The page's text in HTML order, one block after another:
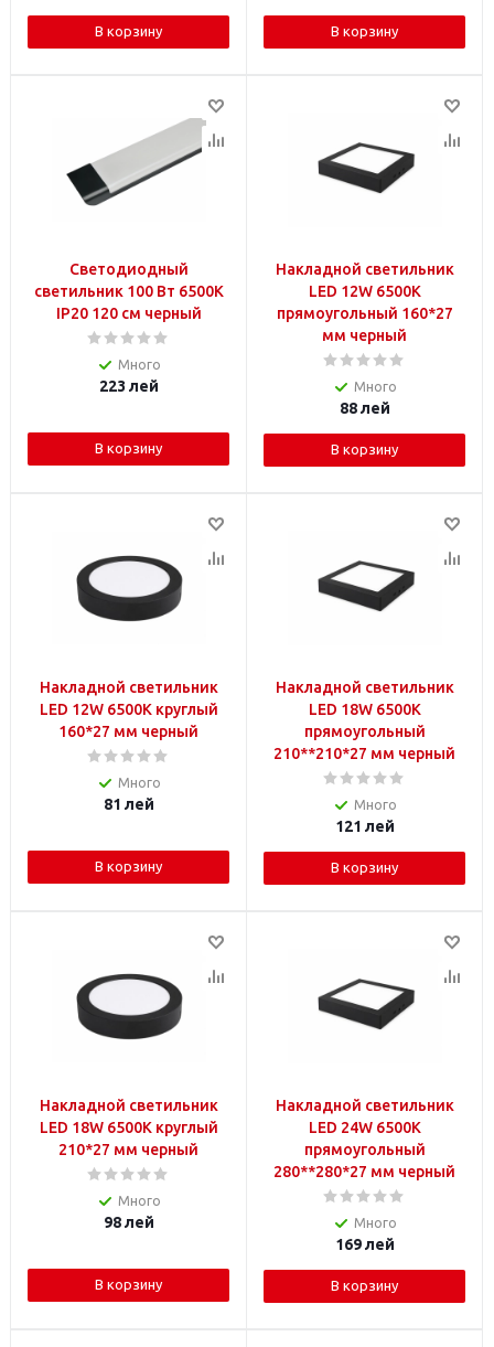
В корзину В корзину
Светодиодный
светильник 100 Вт 6500K
IP20 120 см черный
Много
223 лей
В корзину
Накладной светильник
LED 12W 6500K
прямоугольный 160*27
мм черный
Много
88лей
В корзину
Накладной светильник
LED 12W 6500K круглый
160*27 мм черный
Много
81 лей
В корзину
Накладной светильник
LED 18W 6500K
прямоугольный
210**210*27 мм черный
Много
121 лей
В корзину
Накладной светильник
LED 18W 6500K круглый
210*27 мм черный
Много
98лей
В корзину
Накладной светильник
LED 24W 6500K
прямоугольный
280**280*27 мм черный
Много
169лей
В корзину